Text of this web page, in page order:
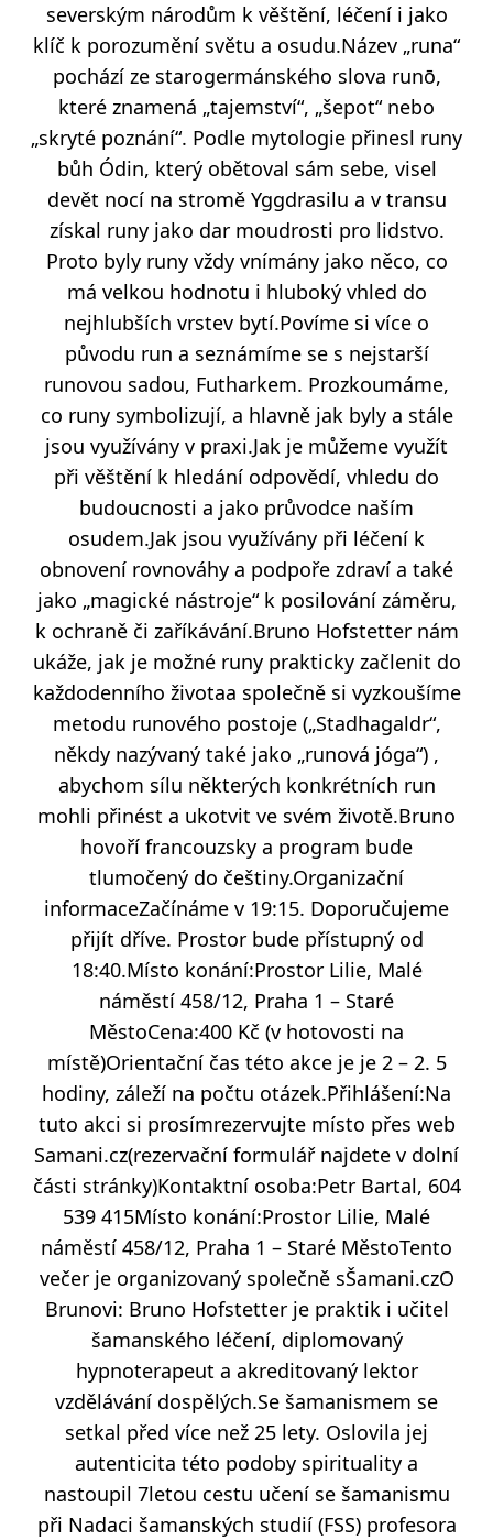
severským národům k věštění, léčení i jako
klíč k porozumění světu a osudu.Název „runa“
pochází ze starogermánského slova runō,
které znamená „tajemství“, „šepot“ nebo
„skryté poznání“. Podle mytologie přinesl runy
bůh Ódin, který obětoval sám sebe, visel
devět nocí na stromě Yggdrasilu a v transu
získal runy jako dar moudrosti pro lidstvo.
Proto byly runy vždy vnímány jako něco, co
má velkou hodnotu i hluboký vhled do
nejhlubších vrstev bytí.Povíme si více o
původu run a seznámíme se s nejstarší
runovou sadou, Futharkem. Prozkoumáme,
co runy symbolizují, a hlavně jak byly a stále
jsou využívány v praxi.Jak je můžeme využít
při věštění k hledání odpovědí, vhledu do
budoucnosti a jako průvodce naším
osudem.Jak jsou využívány při léčení k
obnovení rovnováhy a podpoře zdraví a také
jako „magické nástroje“ k posilování záměru,
k ochraně či zaříkávání.Bruno Hofstetter nám
ukáže, jak je možné runy prakticky začlenit do
každodenního životaa společně si vyzkoušíme
metodu runového postoje („Stadhagaldr“,
někdy nazývaný také jako „runová jóga“) ,
abychom sílu některých konkrétních run
mohli přinést a ukotvit ve svém životě.Bruno
hovoří francouzsky a program bude
tlumočený do češtiny.Organizační
informaceZačínáme v 19:15. Doporučujeme
přijít dříve. Prostor bude přístupný od
18:40.Místo konání:Prostor Lilie, Malé
náměstí 458/12, Praha 1 – Staré
MěstoCena:400 Kč (v hotovosti na
místě)Orientační čas této akce je je 2 – 2. 5
hodiny, záleží na počtu otázek.Přihlášení:Na
tuto akci si prosímrezervujte místo přes web
Samani.cz(rezervační formulář najdete v dolní
části stránky)Kontaktní osoba:Petr Bartal, 604
539 415Místo konání:Prostor Lilie, Malé
náměstí 458/12, Praha 1 – Staré MěstoTento
večer je organizovaný společně sŠamani.czO
Brunovi: Bruno Hofstetter je praktik i učitel
šamanského léčení, diplomovaný
hypnoterapeut a akreditovaný lektor
vzdělávání dospělých.Se šamanismem se
setkal před více než 25 lety. Oslovila jej
autenticita této podoby spirituality a
nastoupil 7letou cestu učení se šamanismu
při Nadaci šamanských studií (FSS) profesora